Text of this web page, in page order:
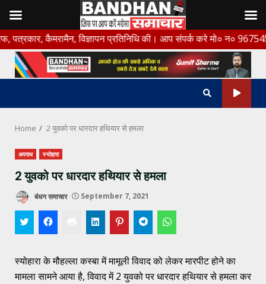
Skip
to
content
विज्ञापन प्रतिनिधि की। आप संपर्क करे मो० न० 9675456888
Home 2 युवको पर धारदार हथियार से हमला
अपराध स्योहारा
2 युवको पर धारदार हथियार से हमला
बंधन समाचार September 7, 2021
स्योहारा के मौहल्ला कस्बा में मामूली विवाद को लेकर मारपीट होने का
मामला सामने आया है, विवाद में 2 युवको पर धारदार हथियार से हमला कर